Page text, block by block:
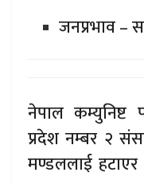
जनप्रभाव –
नेपाल कम्युनिष्ट
प्रदेश नम्बर २
मण्डललाई